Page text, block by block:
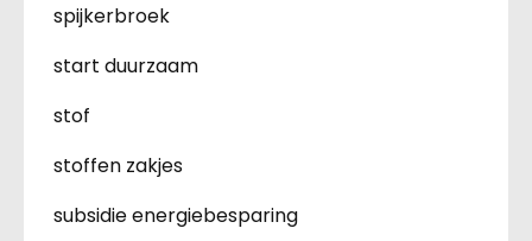
spijkerbroek
start duurzaam
stof
stoffen zakjes
subsidie energiebesparing